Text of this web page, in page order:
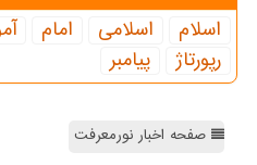
اسلام اسلامی امام
رپورتاژ
پیامبر
صفحه اخبار نورمعرفت